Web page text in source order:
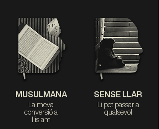
MUSULMANA
La meva
conversió a
l'islam
SENSE LLAR
Li pot passar a
qualsevol